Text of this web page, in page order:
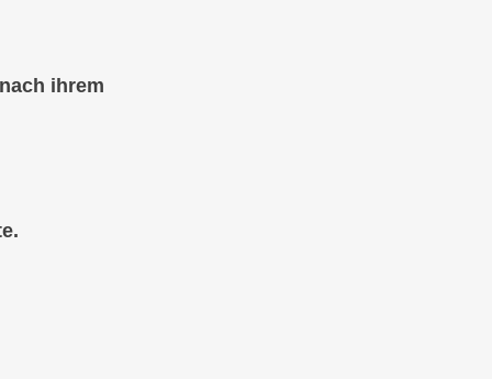
ihrem